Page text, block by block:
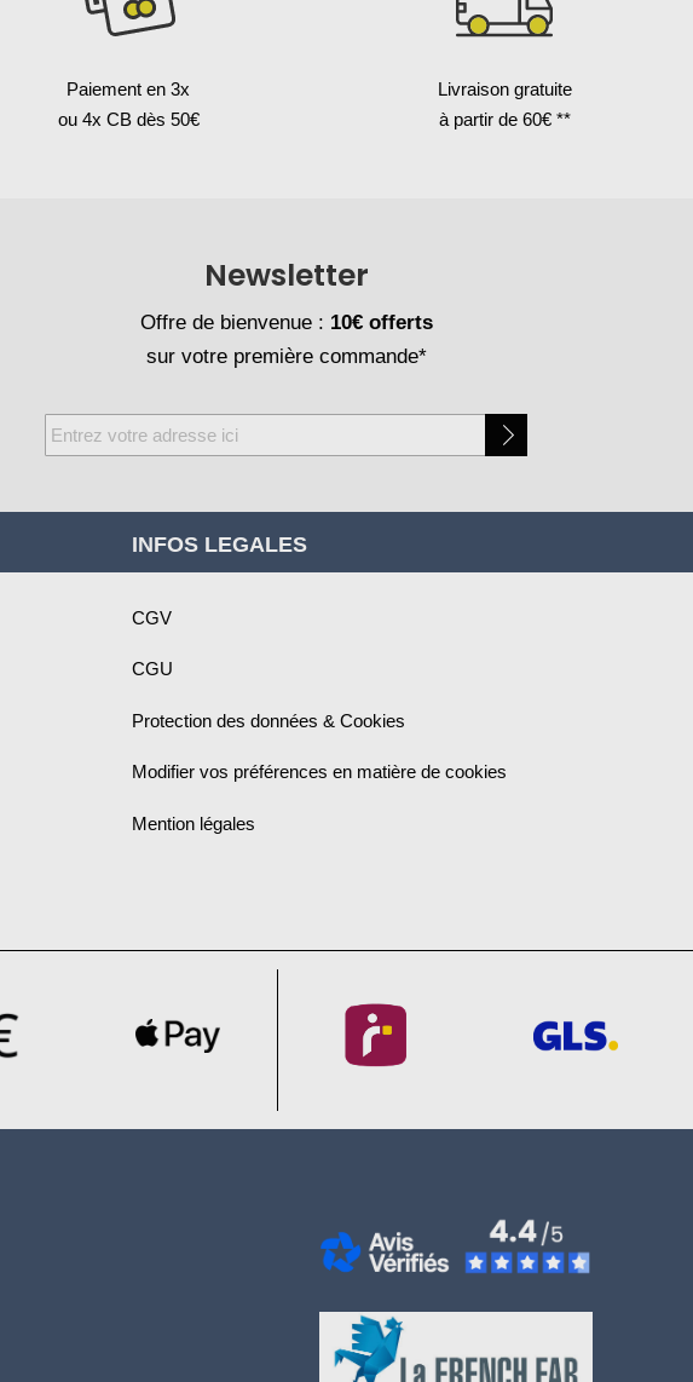
Paiement en 3x
ou 4x CB dès 50€
Livraison gratuite
à partir de 60€ **
Newsletter
Offre de bienvenue : 10€ offerts
sur votre première commande*
Inscription
à
newsletter
INFOS LEGALES
CGV
CGU
Protection des données & Cookies
Modifier vos préférences en matière de cookies
Mention légales